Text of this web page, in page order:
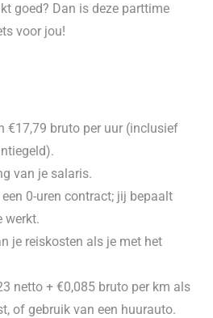
goed? Dan is deze parttime
voor jou!
€17,79 bruto per uur (inclusief
van je salaris.
0-uren contract; jij bepaalt
werkt.
je reiskosten als je met het
netto + €0,085 bruto per km als
of gebruik van een huurauto.